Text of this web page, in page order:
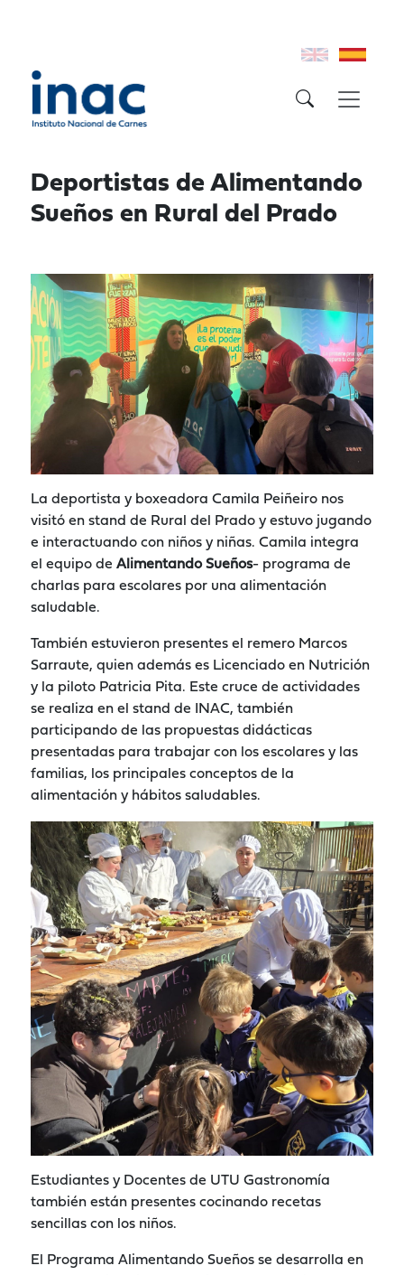
Deportistas de Alimentando
Sueños en Rural del Prado
La deportista y boxeadora Camila Peiñeiro nos
visitó en stand de Rural del Prado y estuvo jugando
e interactuando con niños y niñas. Camila integra
el equipo deAlimentando Sueños- programa de
charlas para escolares por una alimentación
saludable.
También estuvieron presentes el remero Marcos
Sarraute, quien además es Licenciado en Nutrición
y la piloto Patricia Pita. Este cruce de actividades
se realiza en el stand de INAC, también
participando de las propuestas didácticas
presentadas para trabajar con los escolares y las
familias, los principales conceptos de la
alimentación y hábitos saludables.
Estudiantes y Docentes de UTU Gastronomía
también están presentes cocinando recetas
sencillas con los niños.
El Programa Alimentando Sueños se desarrolla en